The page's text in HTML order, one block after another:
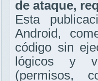
de ataque,
Esta
Android,
código sin
lógicos y
(permisos,